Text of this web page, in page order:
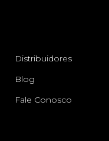
Distribuidores
Blog
Fale Conosco